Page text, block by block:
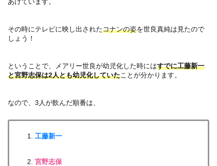
その時にテレビに映し出されたコナンの姿を世良真純は見たので
しょう！
ということで、メアリー世良が幼児化した時にはすでに工藤新一
と宮野志保は2人とも幼児化していたことが分かります。
なので、3人が飲んだ順番は、
工藤新一
宮野志保